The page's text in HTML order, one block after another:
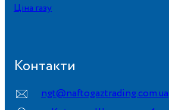
Ціна газу
Контакти
ngt@naftogaztrading.com.ua